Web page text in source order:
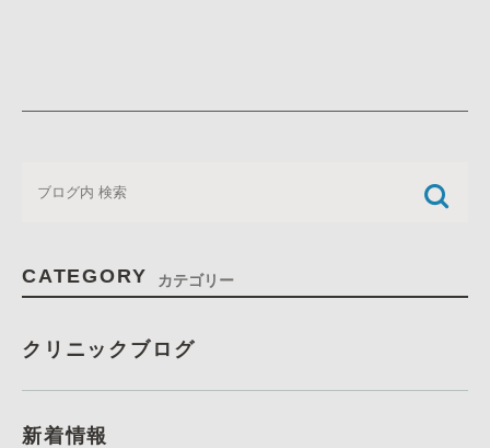
CATEGORY カテゴリー
クリニックブログ
新着情報